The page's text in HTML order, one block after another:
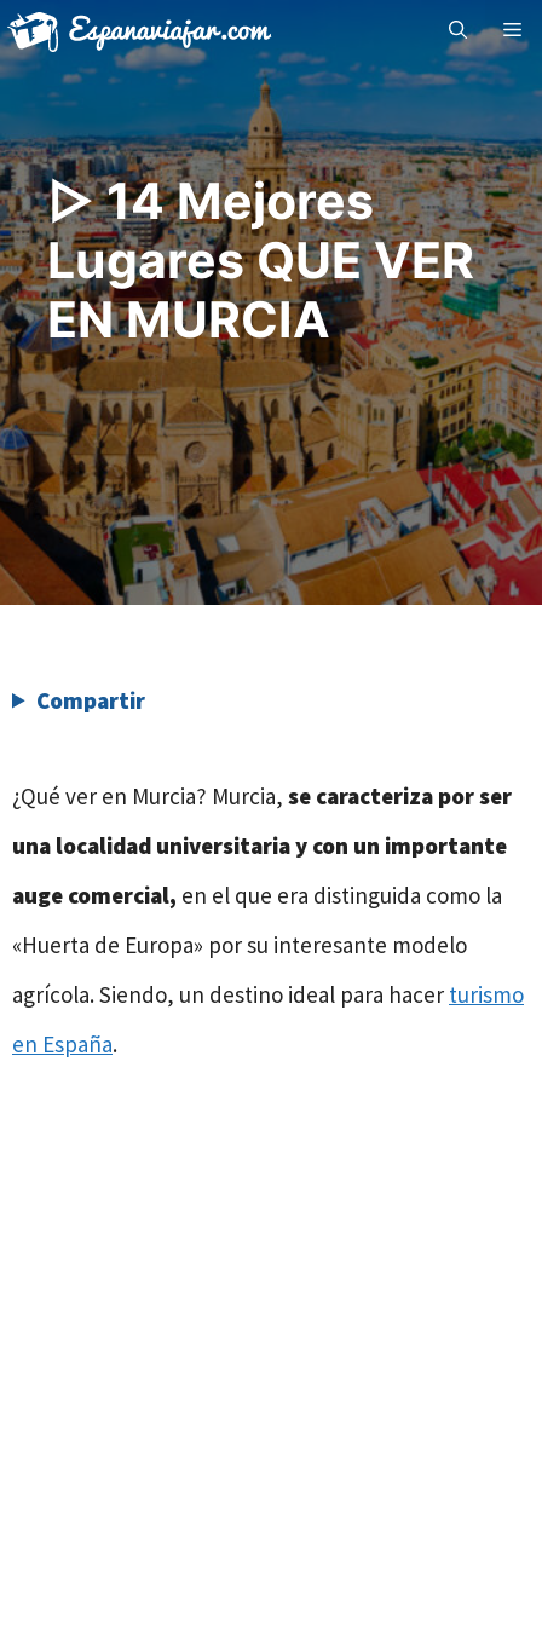
Saltar
al
contenido
▷ 14 Mejores
Lugares QUE VER
EN MURCIA
Compartir
¿Qué ver en Murcia? Murcia, se caracteriza por ser
una localidad universitaria y con un importante
auge comercial, en el que era distinguida como la
«Huerta de Europa» por su interesante modelo
agrícola. Siendo, un destino ideal para hacer turismo
en España.